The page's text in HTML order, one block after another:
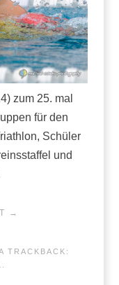
zum 25. mal
für den
Schüler
und
→
TRACKBACK: